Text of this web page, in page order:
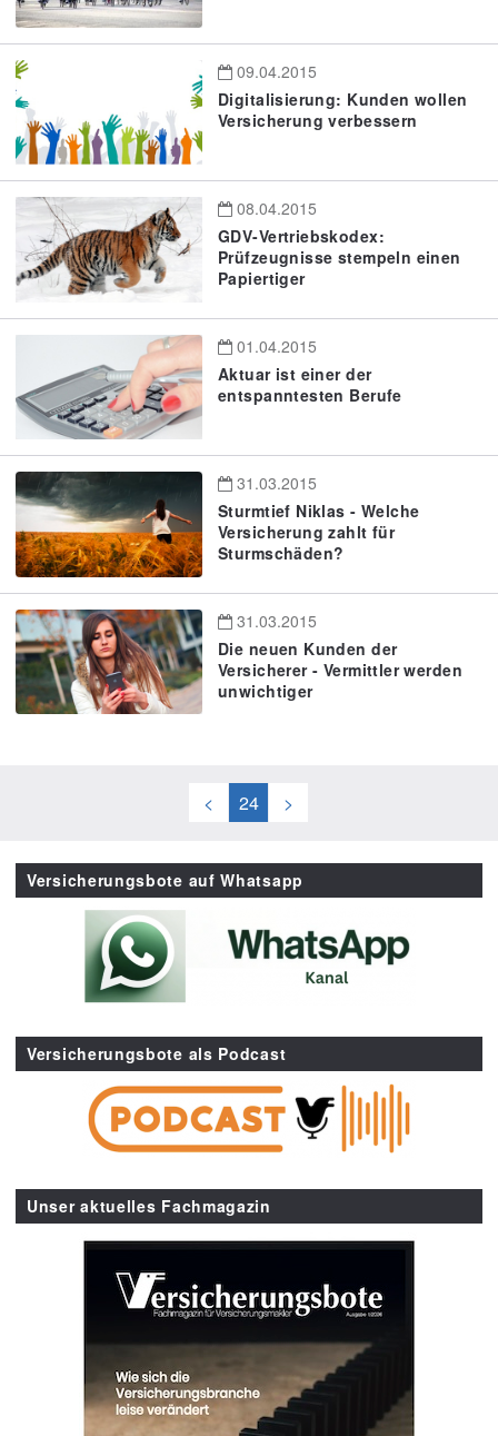
09.04.2015
Digitalisierung: Kunden wollen
Versicherung verbessern
08.04.2015
GDV-Vertriebskodex:
Prüfzeugnisse stempeln einen
Papiertiger
01.04.2015
Aktuar ist einer der
entspanntesten Berufe
31.03.2015
Sturmtief Niklas - Welche
Versicherung zahlt für
Sturmschäden?
31.03.2015
Die neuen Kunden der
Versicherer - Vermittler werden
unwichtiger
< 24 >
Versicherungsbote auf Whatsapp
Versicherungsbote als Podcast
Unser aktuelles Fachmagazin